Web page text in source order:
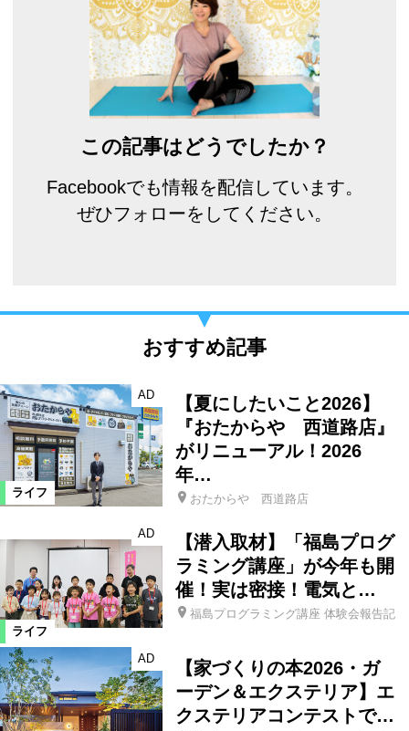
この記事はどうでしたか？
Facebookでも情報を配信しています。
ぜひフォローをしてください。
おすすめ記事
ライフ
AD
【夏にしたいこと2026】
『おたからや 西道路店』
がリニューアル！2026
年…
おたからや 西道路店
ライフ
AD
【潜入取材】「福島プログ
ラミング講座」が今年も開
催！実は密接！電気と…
福島プログラミング講座 体験会報告記
AD
【家づくりの本2026・ガ
ーデン＆エクステリア】エ
クステリアコンテストで…